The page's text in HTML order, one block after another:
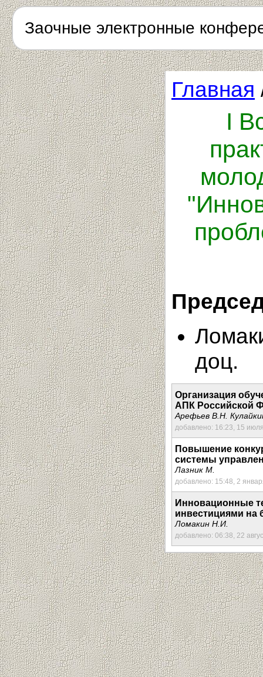
Заочные электронные
Главная
I
доц.
Организация
АПК Российской
Арефьев В.Н.
добавлено: 16:23, 15
Повышение
системы
Лазник М.
добавлено: 15:48, 2
Инновационные
инвестициями на
Ломакин Н.И.
добавлено: 06:38, 22